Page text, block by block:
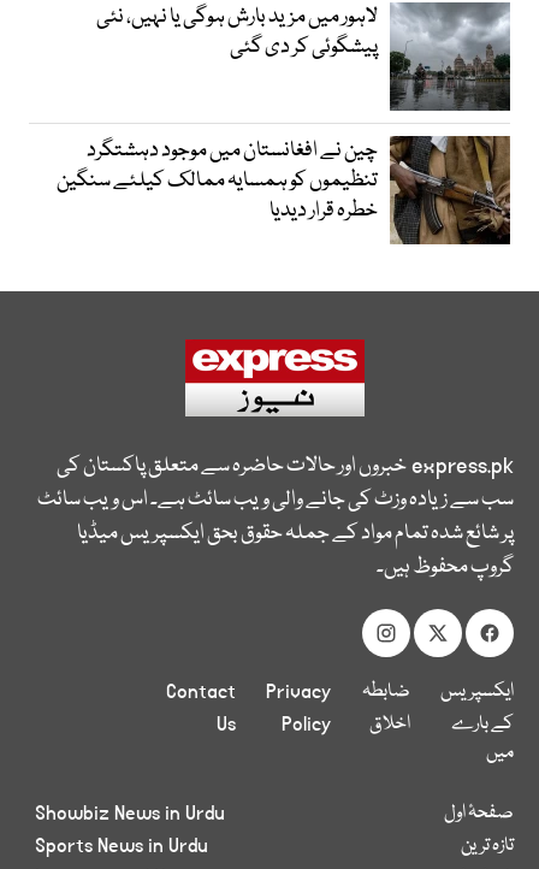
لاہور میں مزید بارش ہوگی یا نہیں، نئی
پیشگوئی کر دی گئی
چین نے افغانستان میں موجود دہشتگرد
تنظیموں کو ہمسایہ ممالک کیلئے سنگین
خطرہ قرار دیدیا
express.pkخبروں اور حالات حاضرہ سے متعلق پاکستان کی
سب سے زیادہ وزٹ کی جانے والی ویب سائٹ ہے۔ اس ویب سائٹ
پر شائع شدہ تمام مواد کے جملہ حقوق بحق ایکسپریس میڈیا
گروپ محفوظ ہیں۔
ایکسپریس
کے بارے
میں
ضابطہ
اخلاق
Privacy
Policy
Contact
Us
صفحۂ اول
تازہ ترین
Showbiz News in Urdu
Sports News in Urdu